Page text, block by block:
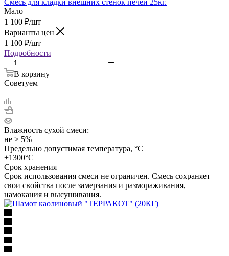
Мало
1 100 ₽/шт
Варианты цен
1 100 ₽/шт
Подробности
В корзину
Советуем
Влажность сухой смеси:
не > 5%
Предельно допустимая температура, °C
+1300°С
Срок хранения
Срок использования смеси не ограничен. Смесь сохраняет
свои свойства после замерзания и размораживания,
намокания и высушивания.